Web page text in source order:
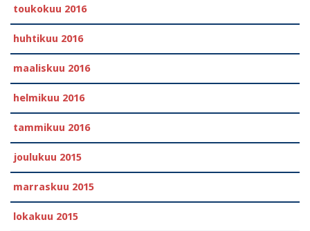
toukokuu 2016
huhtikuu 2016
maaliskuu 2016
helmikuu 2016
tammikuu 2016
joulukuu 2015
marraskuu 2015
lokakuu 2015